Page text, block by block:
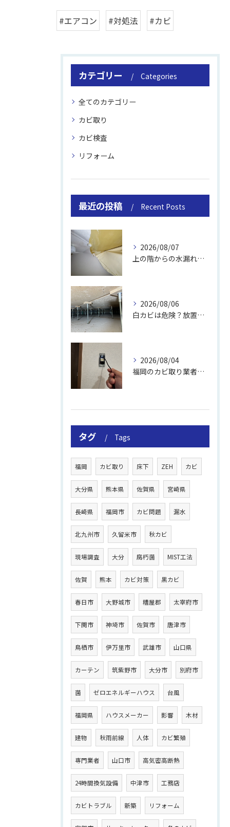
#エアコン #対処法 #カビ
カテゴリー Categories
全てのカテゴリー
カビ取り
カビ検査
リフォーム
最近の投稿 Recent Posts
2026/08/07
上の階からの水漏れでカビ｜対処法と業者
2026/08/06
白カビは危険？放置のリスクと取り方
2026/08/04
福岡のカビ取り業者おすすめの選び方と費用
タグ Tags
福岡 カビ取り 床下 ZEH カビ
大分県 熊本県 佐賀県 宮崎県
長崎県 福岡市 カビ問題 漏水
北九州市 久留米市 秋カビ
現場調査 大分 腐朽菌 MIST工法
佐賀 熊本 カビ対策 黒カビ
春日市 大野城市 糟屋郡 太宰府市
下関市 神埼市 佐賀市 唐津市
鳥栖市 伊万里市 武雄市 山口県
カーテン 筑紫野市 大分市 別府市
菌 ゼロエネルギーハウス 台風
福岡県 ハウスメーカー 影響 木材
建物 秋雨前線 人体 カビ繁殖
専門業者 山口市 高気密高断熱
24時間換気設備 中津市 工務店
カビトラブル 新築 リフォーム